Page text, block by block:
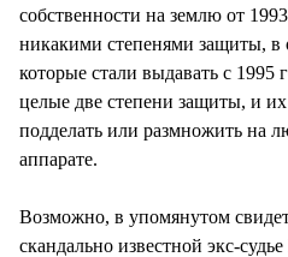
собственности на землю от
никакими степенями защиты, в
которые стали выдавать с 1995
целые две степени защиты, и
подделать или размножить на
аппарате.
Возможно, в упомянутом
скандально известной экс-